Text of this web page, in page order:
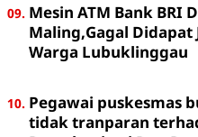
Mesin ATM Bank BRI
Maling,Gagal Didapat
Warga Lubuklinggau
Pegawai puskesmas
tidak tranparan